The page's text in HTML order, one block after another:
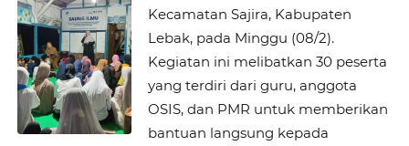
Kecamatan Sajira, Kabupaten
Lebak, pada Minggu (08/2).
Kegiatan ini melibatkan 30 peserta
yang terdiri dari guru, anggota
OSIS, dan PMR untuk memberikan
bantuan langsung kepada